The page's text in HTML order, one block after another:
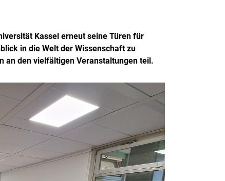
Kassel erneut seine Türen für
in die Welt der Wissenschaft zu
an den vielfältigen Veranstaltungen teil.